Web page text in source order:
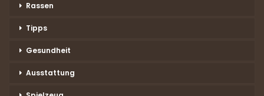
Rassen
Tipps
Gesundheit
Ausstattung